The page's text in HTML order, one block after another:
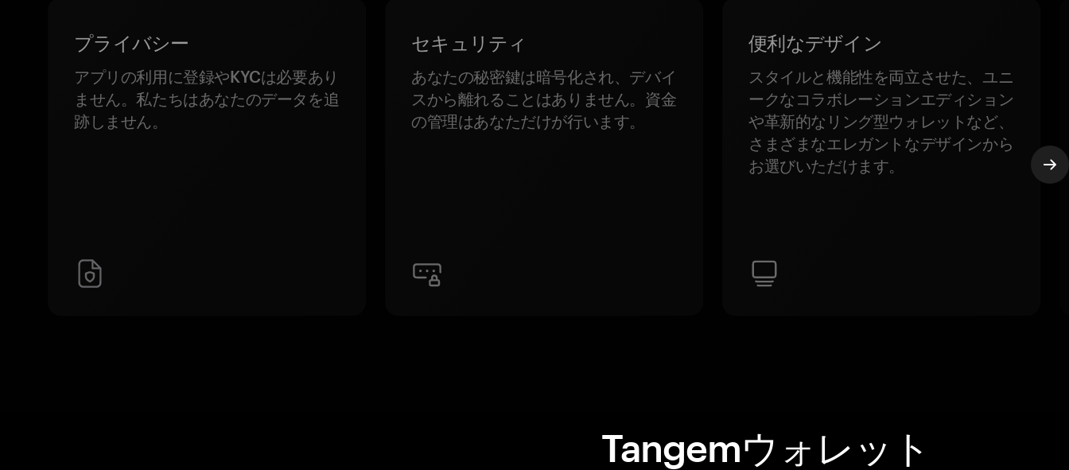
プライバシー
アプリの利用に登録やKYCは必要あり
ません。私たちはあなたのデータを追
跡しません。
セキュリティ
あなたの秘密鍵は暗号化され、デバイ
スから離れることはありません。資金
の管理はあなただけが行います。
便利なデザイン
スタイルと機能性を両立させた、ユニ
ークなコラボレーションエディション
や革新的なリング型ウォレットなど、
さまざまなエレガントなデザインから
お選びいただけます。
Tangemウォレット